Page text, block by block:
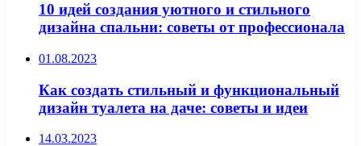
10 идей создания уютного и стильного
дизайна спальни: советы от профессионала
01.08.2023
Как создать стильный и функциональный
дизайн туалета на даче: советы и идеи
14.03.2023